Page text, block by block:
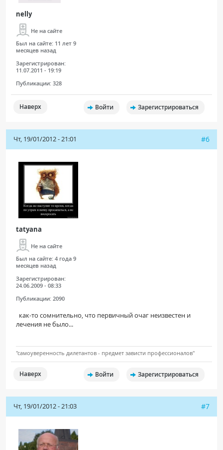
nelly
Не на сайте
Был на сайте: 11 лет 9
месяцев назад
Зарегистрирован:
11.07.2011 - 19:19
Публикации: 328
Наверх Войти Зарегистрироваться
Чт, 19/01/2012 - 21:01 #6
tatyana
Не на сайте
Был на сайте: 4 года 9
месяцев назад
Зарегистрирован:
24.06.2009 - 08:33
Публикации: 2090
как-то сомнительно, что первичный очаг неизвестен и
лечения не было...
"самоуверенность дилетантов - предмет зависти профессионалов"
Наверх Войти Зарегистрироваться
Чт, 19/01/2012 - 21:03 #7